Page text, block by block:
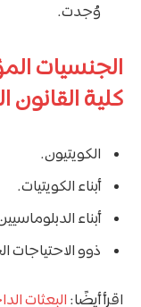
وُجدت.
الجنسيات
كلية القانون
الكويتيون.
أبناء الكويتيات.
أبناء
ذوو الاحتياجات
اقرأ أيضًا: البعثات